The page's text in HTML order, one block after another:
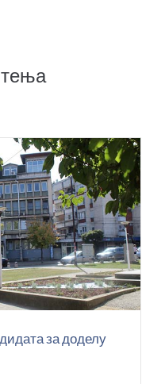
за доделу